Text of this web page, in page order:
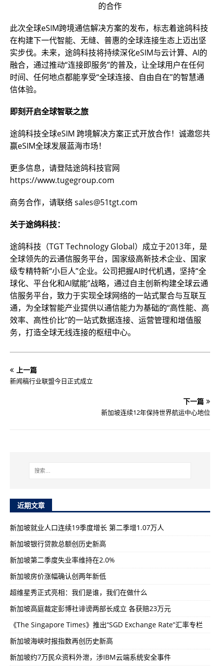
的合作
此次全球eSIM跨境通信解决方案的发布，标志着途鸽科技
在构建下一代智能、无缝、普惠的全球连接生态上迈出坚
实步伐。未来，途鸽科技将持续深化eSIM与云计算、AI的
融合，通过推动“连接即服务”的普及，让全球用户在任何
时间、任何地点都能享受“全球连接、自由自在”的智慧通
信体验。
即刻开启全球智联之旅
途鸽科技全球eSIM 跨境解决方案正式开放合作！诚邀您共
赢eSIM全球发展蓝海市场！
更多信息，请登陆途鸽科技官网
https://www.tugegroup.com
商务合作，请联络 sales@51tgt.com
关于途鸽科技：
途鸽科技（TGT Technology Global）成立于2013年，是
全球领先的云通信服务平台，国家级高新技术企业、国家
级专精特新“小巨人”企业。公司把握AI时代机遇，坚持“全
球化、平台化和AI赋能”战略，通过自主创新构建全球云通
信服务平台，致力于实现全球网络的一站式聚合与互联互
通，为全球智能产业提供以通信能力为基础的“高性能、高
效率、高性价比”的一站式数据连接、运营管理和增值服
务，打造全球无线连接的枢纽中心。
上一篇
新闻稿行业联盟今日正式成立
下一篇
新加坡连续12年保持世界航运中心地位
近期文章
新加坡就业人口连续19季度增长 第二季增1.07万人
新加坡银行贷款总额创历史新高
新加坡第二季度失业率维持在2.0%
新加坡房价涨幅确认创两年新低
超维星秀正式亮相：我们是谁，我们在做什么
新加坡高庭裁定彭博社诽谤两部长成立 各获赔23万元
《The Singapore Times》推出“SGD Exchange Rate”汇率专栏
新加坡海峡时报指数再创历史新高
新加坡约7万民众资料外泄，涉IBM云端系统安全事件